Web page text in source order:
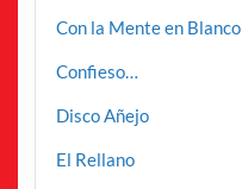
Con la Mente en Blanco
Confieso…
Disco Añejo
El Rellano